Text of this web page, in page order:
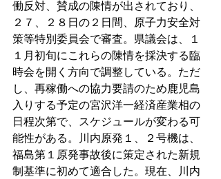
働反対、賛成の陳情が出されており、
２７、２８日の２日間、原子力安全対
策等特別委員会で審査。県議会は、１
１月初旬にこれらの陳情を採決する臨
時会を開く方向で調整している。ただ
し、再稼働への協力要請のため鹿児島
入りする予定の宮沢洋一経済産業相の
日程次第で、スケジュールが変わる可
能性がある。川内原発１、２号機は、
福島第１原発事故後に策定された新規
制基準に初めて適合した。現在、川内